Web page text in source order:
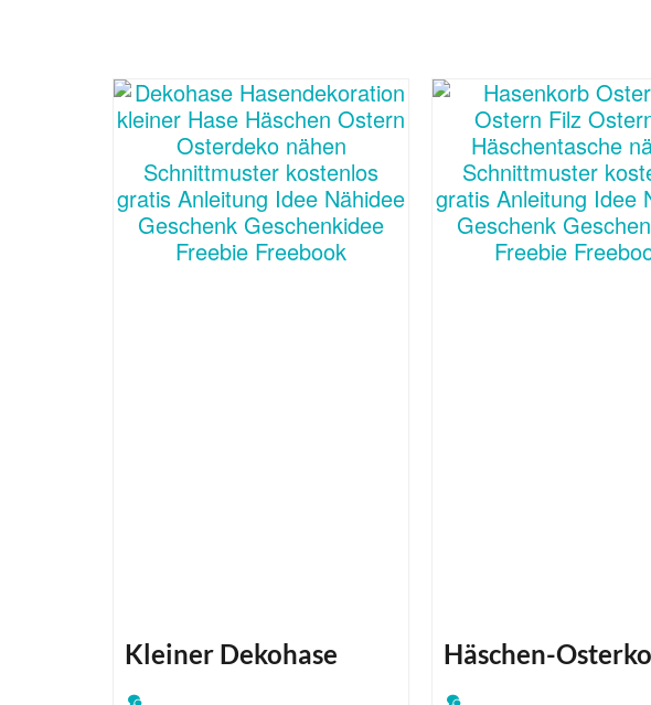
Kleiner Dekohase Häschen-